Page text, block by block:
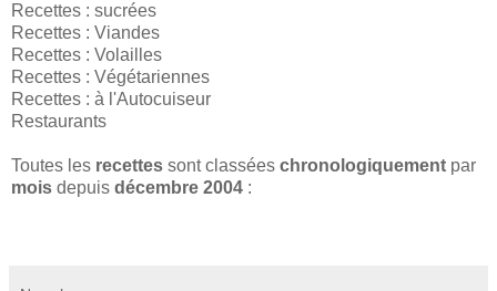
Recettes : sucrées
Recettes : Viandes
Recettes : Volailles
Recettes : Végétariennes
Recettes : à l'Autocuiseur
Restaurants
Toutes les recettes sont classées chronologiquement par
mois depuis décembre 2004 :